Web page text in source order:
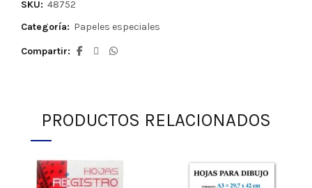
SKU: 48752
Categoría: Papeles especiales
Compartir
PRODUCTOS RELACIONADOS